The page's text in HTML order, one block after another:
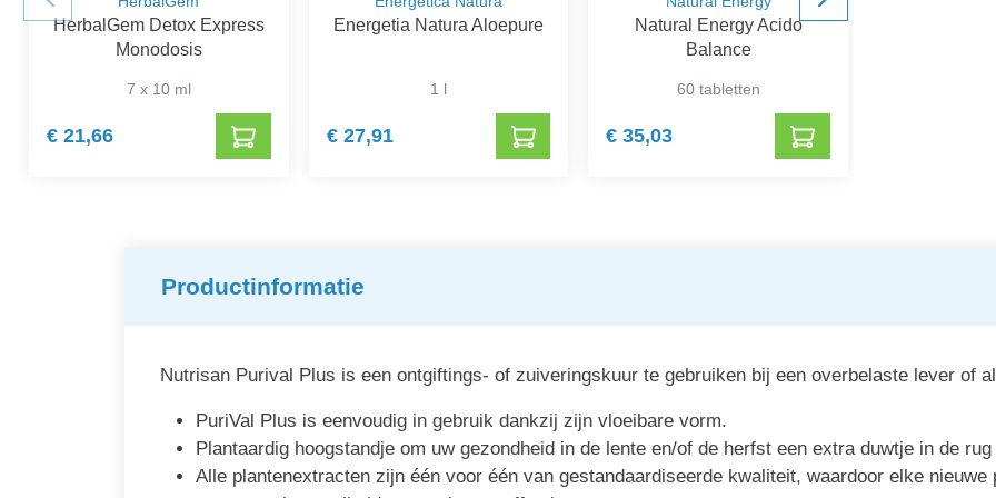
HerbalGem Detox Express
Monodosis
7 x 10 ml
€ 21,66
Energetia Natura Aloepure
1 l
€ 27,91
Natural Energy Acido
Balance
60 tabletten
€ 35,03
Productinformatie
Nutrisan Purival Plus is een ontgiftings- of zuiveringskuur te gebruiken bij een overbelaste lever of
PuriVal Plus is eenvoudig in gebruik dankzij zijn vloeibare vorm.
Plantaardig hoogstandje om uw gezondheid in de lente en/of de herfst een extra duwtje in de
Alle plantenextracten zijn één voor één van gestandaardiseerde kwaliteit, waardoor elke